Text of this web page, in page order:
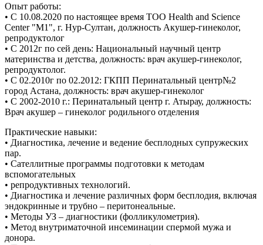
Опыт работы:
• С 10.08.2020 по настоящее время ТОО Health and Science
Center "M1", г. Нур-Султан, должность Акушер-гинеколог,
репродуктолог
• С 2012г по сей день: Национальный научный центр
материнства и детства, должность: врач акушер-гинеколог,
репродуктолог.
• С 02.2010г по 02.2012: ГКПП Перинатальный центр№2
город Астана, должность: врач акушер-гинеколог
• С 2002-2010 г.: Перинатальный центр г. Атырау, должность:
Врач акушер – гинеколог родильного отделения
Практические навыки:
• Диагностика, лечение и ведение бесплодных супружеских
пар.
• Сателлитные программы подготовки к методам
вспомогательных
• репродуктивных технологий.
• Диагностика и лечение различных форм бесплодия, включая
эндокринные и трубно – перитонеальные.
• Методы УЗ – диагностики (фолликулометрия).
• Метод внутриматочной инсеминации спермой мужа и
донора.